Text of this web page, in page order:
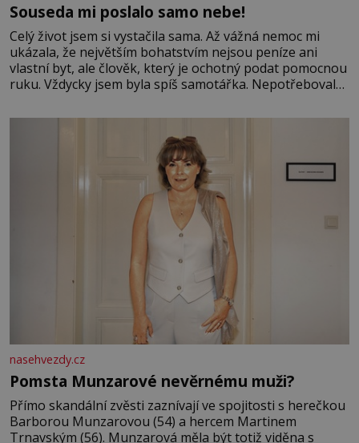
Souseda mi poslalo samo nebe!
Celý život jsem si vystačila sama. Až vážná nemoc mi
ukázala, že největším bohatstvím nejsou peníze ani
vlastní byt, ale člověk, který je ochotný podat pomocnou
ruku. Vždycky jsem byla spíš samotářka. Nepotřebovala
mi knihy, práce a hlavně klid. Hned po studiích jsem
nasehvezdy.cz
Pomsta Munzarové nevěrnému muži?
Přímo skandální zvěsti zaznívají ve spojitosti s herečkou
Barborou Munzarovou (54) a hercem Martinem
Trnavským (56). Munzarová měla být totiž viděna s